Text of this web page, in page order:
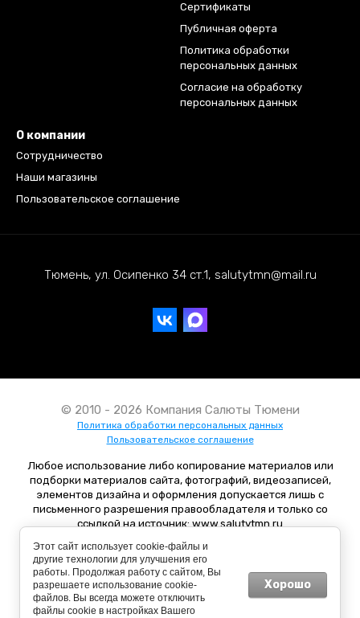
Сертификаты
Публичная оферта
Политика обработки
персональных данных
Согласие на обработку
персональных данных
О компании
Сотрудничество
Наши магазины
Пользовательское соглашение
Тюмень, ул. Осипенко 34 ст.1, salutytmn@mail.ru
© 2010 - 2026 Компания Салюты Тюмени
Политика обработки персональных данных
Пользовательское соглашение
Любое использование либо копирование материалов или
подборки материалов сайта, фотографий, видеозаписей,
элементов дизайна и оформления допускается лишь с
письменного разрешения правообладателя и только со
ссылкой на источник: www.salutytmn.ru
Этот сайт использует cookie-файлы и
другие технологии для улучшения его
работы. Продолжая работу с сайтом, Вы
разрешаете использование cookie-
файлов. Вы всегда можете отключить
файлы cookie в настройках Вашего
Хорошо